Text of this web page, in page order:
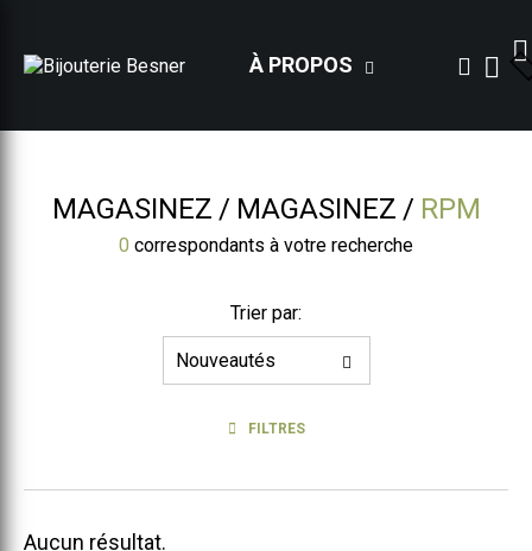
À PROPOS
MAGASINEZ MAGASINEZ RPM
0 correspondants à votre recherche
Trier par:
FILTRES
Aucun résultat.